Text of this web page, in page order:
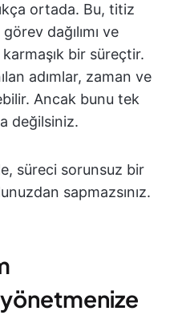
ortada. Bu, titiz
dağılımı ve
bir süreçtir.
adımlar, zaman ve
Ancak bunu tek
değilsiniz.
süreci sorunsuz bir
sapmazsınız.
yönetmenize